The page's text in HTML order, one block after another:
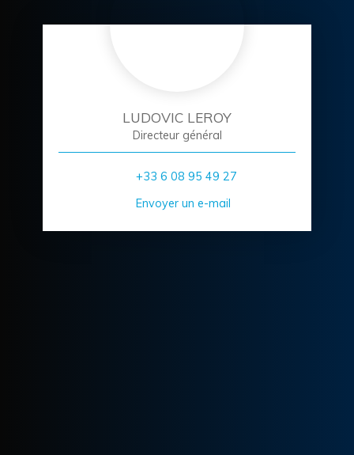
LUDOVIC LEROY
Directeur général
+33 6 08 95 49 27
Envoyer un e-mail